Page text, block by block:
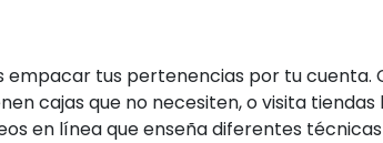
tus pertenencias por tu cuenta.
cajas que no necesiten, o visita
en línea que enseña diferentes